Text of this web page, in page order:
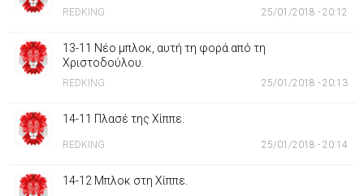
REDKING 25/01/2018 - 20:12
13-11 Νέο μπλοκ, αυτή τη φορά από τη
Χριστοδούλου.
REDKING 25/01/2018 - 20:13
14-11 Πλασέ της Χίππε.
REDKING 25/01/2018 - 20:14
14-12 Μπλοκ στη Χίππε.